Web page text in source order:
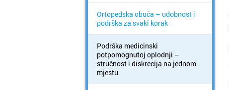
Ortopedska obuća – udobnost i
podrška za svaki korak
Podrška medicinski
potpomognutoj oplodnji –
stručnost i diskrecija na jednom
mjestu